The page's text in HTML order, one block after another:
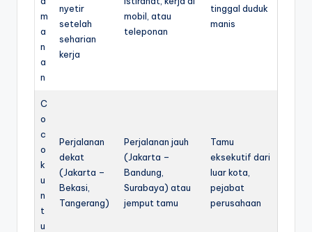
m
a
n
a
n
nyetir
setelah
seharian
kerja
mobil, atau
teleponan
tinggal duduk
manis
C
o
c
o
k
u
n
t
u
Perjalanan
dekat
(Jakarta –
Bekasi,
Tangerang)
Perjalanan jauh
(Jakarta –
Bandung,
Surabaya) atau
jemput tamu
Tamu
eksekutif dari
luar kota,
pejabat
perusahaan